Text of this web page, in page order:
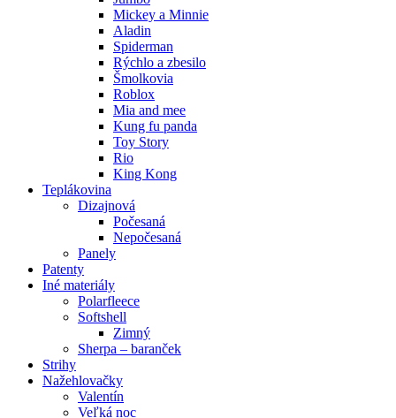
Mickey a Minnie
Aladin
Spiderman
Rýchlo a zbesilo
Šmolkovia
Roblox
Mia and mee
Kung fu panda
Toy Story
Rio
King Kong
Teplákovina
Dizajnová
Počesaná
Nepočesaná
Panely
Patenty
Iné materiály
Polarfleece
Softshell
Zimný
Sherpa – baranček
Strihy
Nažehlovačky
Valentín
Veľká noc